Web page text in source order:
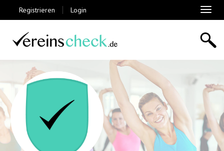
Registrieren Login